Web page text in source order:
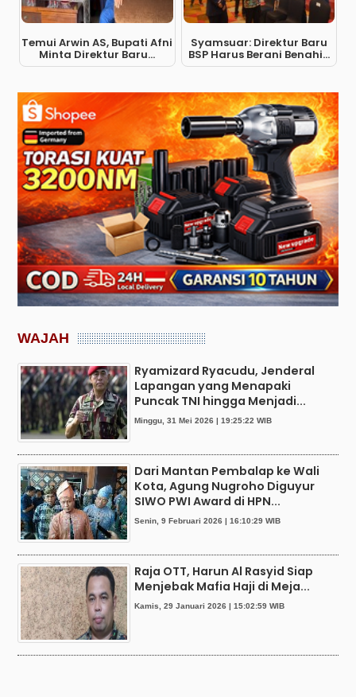
Temui Arwin AS, Bupati Afni
Minta Direktur Baru...
Syamsuar: Direktur Baru
BSP Harus Berani Benahi...
WAJAH
Ryamizard Ryacudu, Jenderal
Lapangan yang Menapaki
Puncak TNI hingga Menjadi...
Minggu, 31 Mei 2026 | 19:25:22 WIB
Dari Mantan Pembalap ke Wali
Kota, Agung Nugroho Diguyur
SIWO PWI Award di HPN...
Senin, 9 Februari 2026 | 16:10:29 WIB
Raja OTT, Harun Al Rasyid Siap
Menjebak Mafia Haji di Meja...
Kamis, 29 Januari 2026 | 15:02:59 WIB